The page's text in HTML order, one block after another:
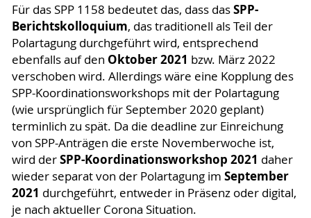
Für das SPP 1158 bedeutet das, dass dasSPP-
Berichtskolloquium, das traditionell als Teil der
Polartagung durchgeführt wird, entsprechend
ebenfalls auf den Oktober 2021 bzw. März 2022
verschoben wird. Allerdings wäre eine Kopplung des
SPP-Koordinationsworkshops mit der Polartagung
(wie ursprünglich für September 2020 geplant)
terminlich zu spät. Da die deadline zur Einreichung
von SPP-Anträgen die erste Novemberwoche ist,
wird derSPP-Koordinationsworkshop 2021 daher
wieder separat von der Polartagung im September
2021 durchgeführt, entweder in Präsenz oder digital,
je nach aktueller Corona Situation.